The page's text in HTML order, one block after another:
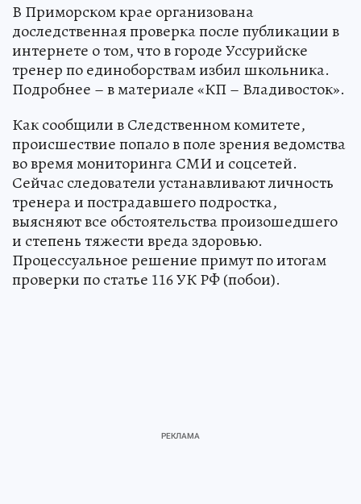
В Приморском крае организована
доследственная проверка после публикации в
интернете о том, что в городе Уссурийске
тренер по единоборствам избил школьника.
Подробнее – в материале «КП – Владивосток».
Как сообщили в Следственном комитете,
происшествие попало в поле зрения ведомства
во время мониторинга СМИ и соцсетей.
Сейчас следователи устанавливают личность
тренера и пострадавшего подростка,
выясняют все обстоятельства произошедшего
и степень тяжести вреда здоровью.
Процессуальное решение примут по итогам
проверки по статье 116 УК РФ (побои).